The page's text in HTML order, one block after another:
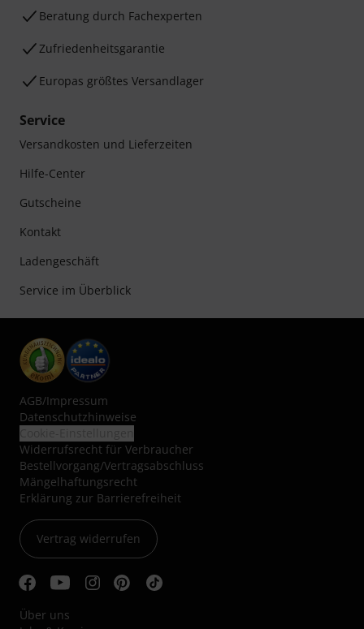
Beratung durch Fachexperten
Zufriedenheitsgarantie
Europas größtes Versandlager
Service
Versandkosten und Lieferzeiten
Hilfe-Center
Gutscheine
Kontakt
Ladengeschäft
Service im Überblick
AGB/Impressum
Datenschutzhinweise
Widerrufsrecht für Verbraucher
Bestellvorgang/Vertragsabschluss
Mängelhaftungsrecht
Erklärung zur Barrierefreiheit
Vertrag widerrufen
Über uns